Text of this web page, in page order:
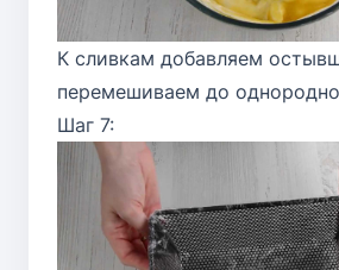
К сливкам добавляем
перемешиваем до
Шаг 7: